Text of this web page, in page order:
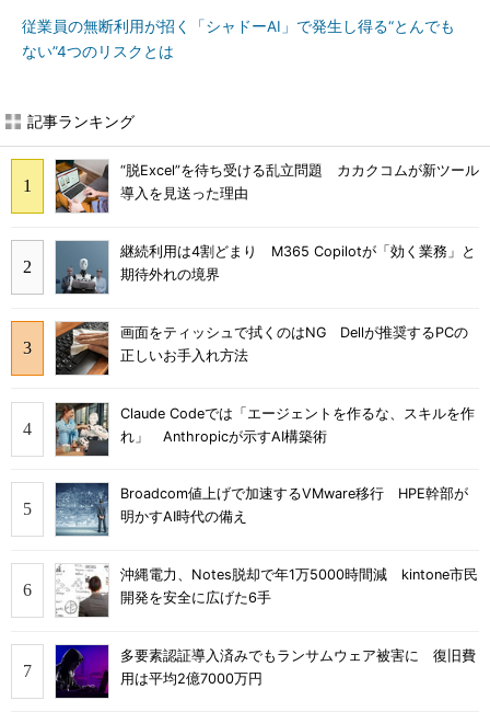
従業員の無断利用が招く「シャドーAI」で発生し得る“とんでも
ない”4つのリスクとは
記事ランキング
“脱Excel”を待ち受ける乱立問題 カカクコムが新ツール
導入を見送った理由
継続利用は4割どまり M365 Copilotが「効く業務」と
期待外れの境界
画面をティッシュで拭くのはNG Dellが推奨するPCの
正しいお手入れ方法
Claude Codeでは「エージェントを作るな、スキルを作
れ」 Anthropicが示すAI構築術
Broadcom値上げで加速するVMware移行 HPE幹部が
明かすAI時代の備え
沖縄電力、Notes脱却で年1万5000時間減 kintone市民
開発を安全に広げた6手
多要素認証導入済みでもランサムウェア被害に 復旧費
用は平均2億7000万円